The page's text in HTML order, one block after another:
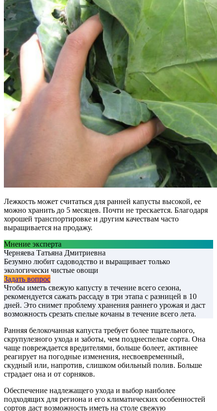
Лежкость может считаться для ранней капусты высокой, ее
можно хранить до 5 месяцев. Почти не трескается. Благодаря
хорошей транспортировке и другим качествам часто
выращивается на продажу.
Мнение эксперта
Черняева Татьяна Дмитриевна
Безумно любит садоводство и выращивает только
экологически чистые овощи
Задать вопрос
Чтобы иметь свежую капусту в течение всего сезона,
рекомендуется сажать рассаду в три этапа с разницей в 10
дней. Это снимет проблему хранения раннего урожая и даст
возможность срезать спелые кочаны в течение всего лета.
Ранняя белокочанная капуста требует более тщательного,
скрупулезного ухода и заботы, чем позднеспелые сорта. Она
чаще повреждается вредителями, больше болеет, активнее
реагирует на погодные изменения, несвоевременный,
скудный или, напротив, слишком обильный полив. Больше
страдает она и от сорняков.
Обеспечение надлежащего ухода и выбор наиболее
подходящих для региона и его климатических особенностей
сортов даст возможность иметь на столе свежую